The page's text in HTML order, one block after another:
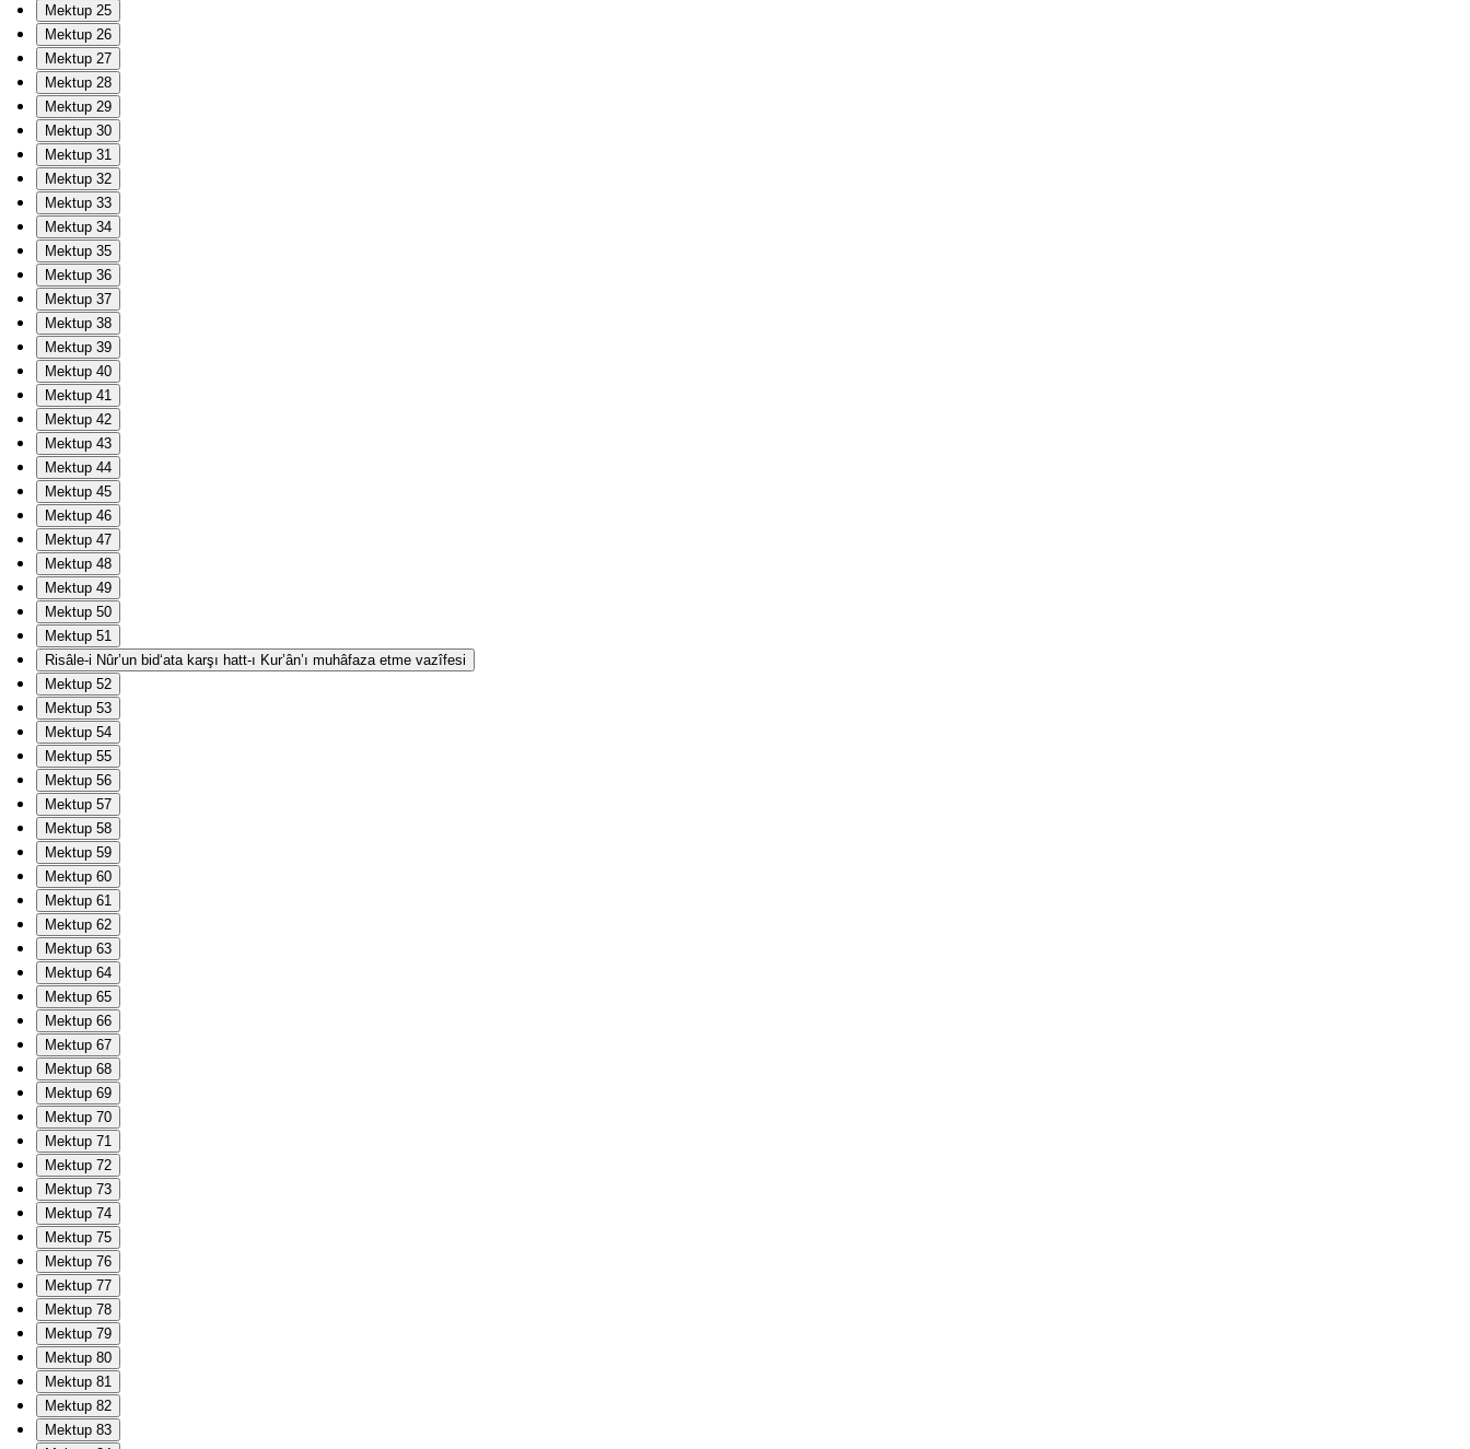
Mektup 25
Mektup 26
Mektup 27
Mektup 28
Mektup 29
Mektup 30
Mektup 31
Mektup 32
Mektup 33
Mektup 34
Mektup 35
Mektup 36
Mektup 37
Mektup 38
Mektup 39
Mektup 40
Mektup 41
Mektup 42
Mektup 43
Mektup 44
Mektup 45
Mektup 46
Mektup 47
Mektup 48
Mektup 49
Mektup 50
Mektup 51
Risâle-i Nûr’un bid‘ata karşı hatt-ı Kur’ân’ı muhâfaza etme vazîfesi
Mektup 52
Mektup 53
Mektup 54
Mektup 55
Mektup 56
Mektup 57
Mektup 58
Mektup 59
Mektup 60
Mektup 61
Mektup 62
Mektup 63
Mektup 64
Mektup 65
Mektup 66
Mektup 67
Mektup 68
Mektup 69
Mektup 70
Mektup 71
Mektup 72
Mektup 73
Mektup 74
Mektup 75
Mektup 76
Mektup 77
Mektup 78
Mektup 79
Mektup 80
Mektup 81
Mektup 82
Mektup 83